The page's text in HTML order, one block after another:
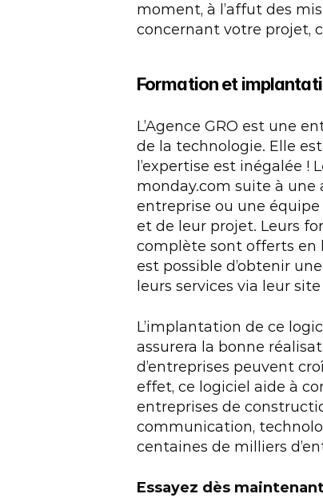
moment, à l’affut des
concernant votre projet,
Formation et
L’Agence GRO est une
de la technologie. Elle
l’expertise est inégalée
monday.com suite à une
entreprise ou une
et de leur projet. Leurs
complète sont offerts en
est possible d’obtenir
leurs services via leur
L’implantation de ce
assurera la bonne
d’entreprises peuvent
effet, ce logiciel aide à
entreprises de
communication,
centaines de milliers
Essayez dès